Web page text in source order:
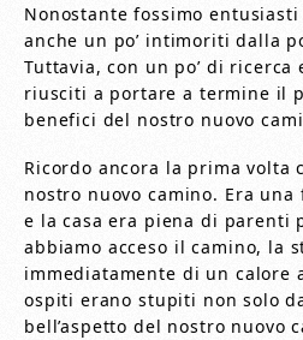
Nonostante fossimo
anche un po’ intimoriti dalla
Tuttavia, con un po’ di ricerca
riusciti a portare a termine il
benefici del nostro nuovo
Ricordo ancora la prima volta
nostro nuovo camino. Era
e la casa era piena di parenti
abbiamo acceso il camino, la
immediatamente di un calore
ospiti erano stupiti non solo
bell’aspetto del nostro nuovo